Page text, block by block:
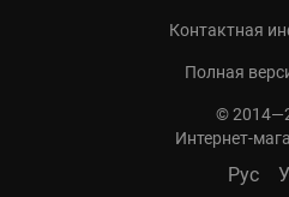
Контактная
Полная
©
Интернет-
Рус